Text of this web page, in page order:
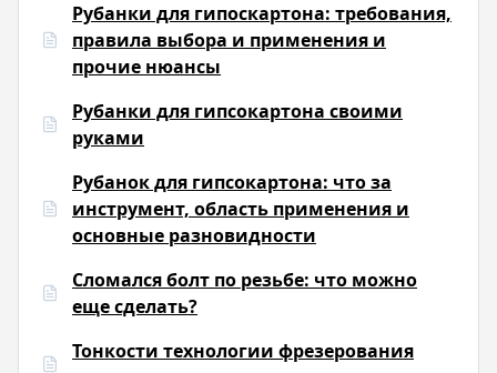
Рубанки для гипоскартона: требования,
правила выбора и применения и
прочие нюансы
Рубанки для гипсокартона своими
руками
Рубанок для гипсокартона: что за
инструмент, область применения и
основные разновидности
Сломался болт по резьбе: что можно
еще сделать?
Тонкости технологии фрезерования